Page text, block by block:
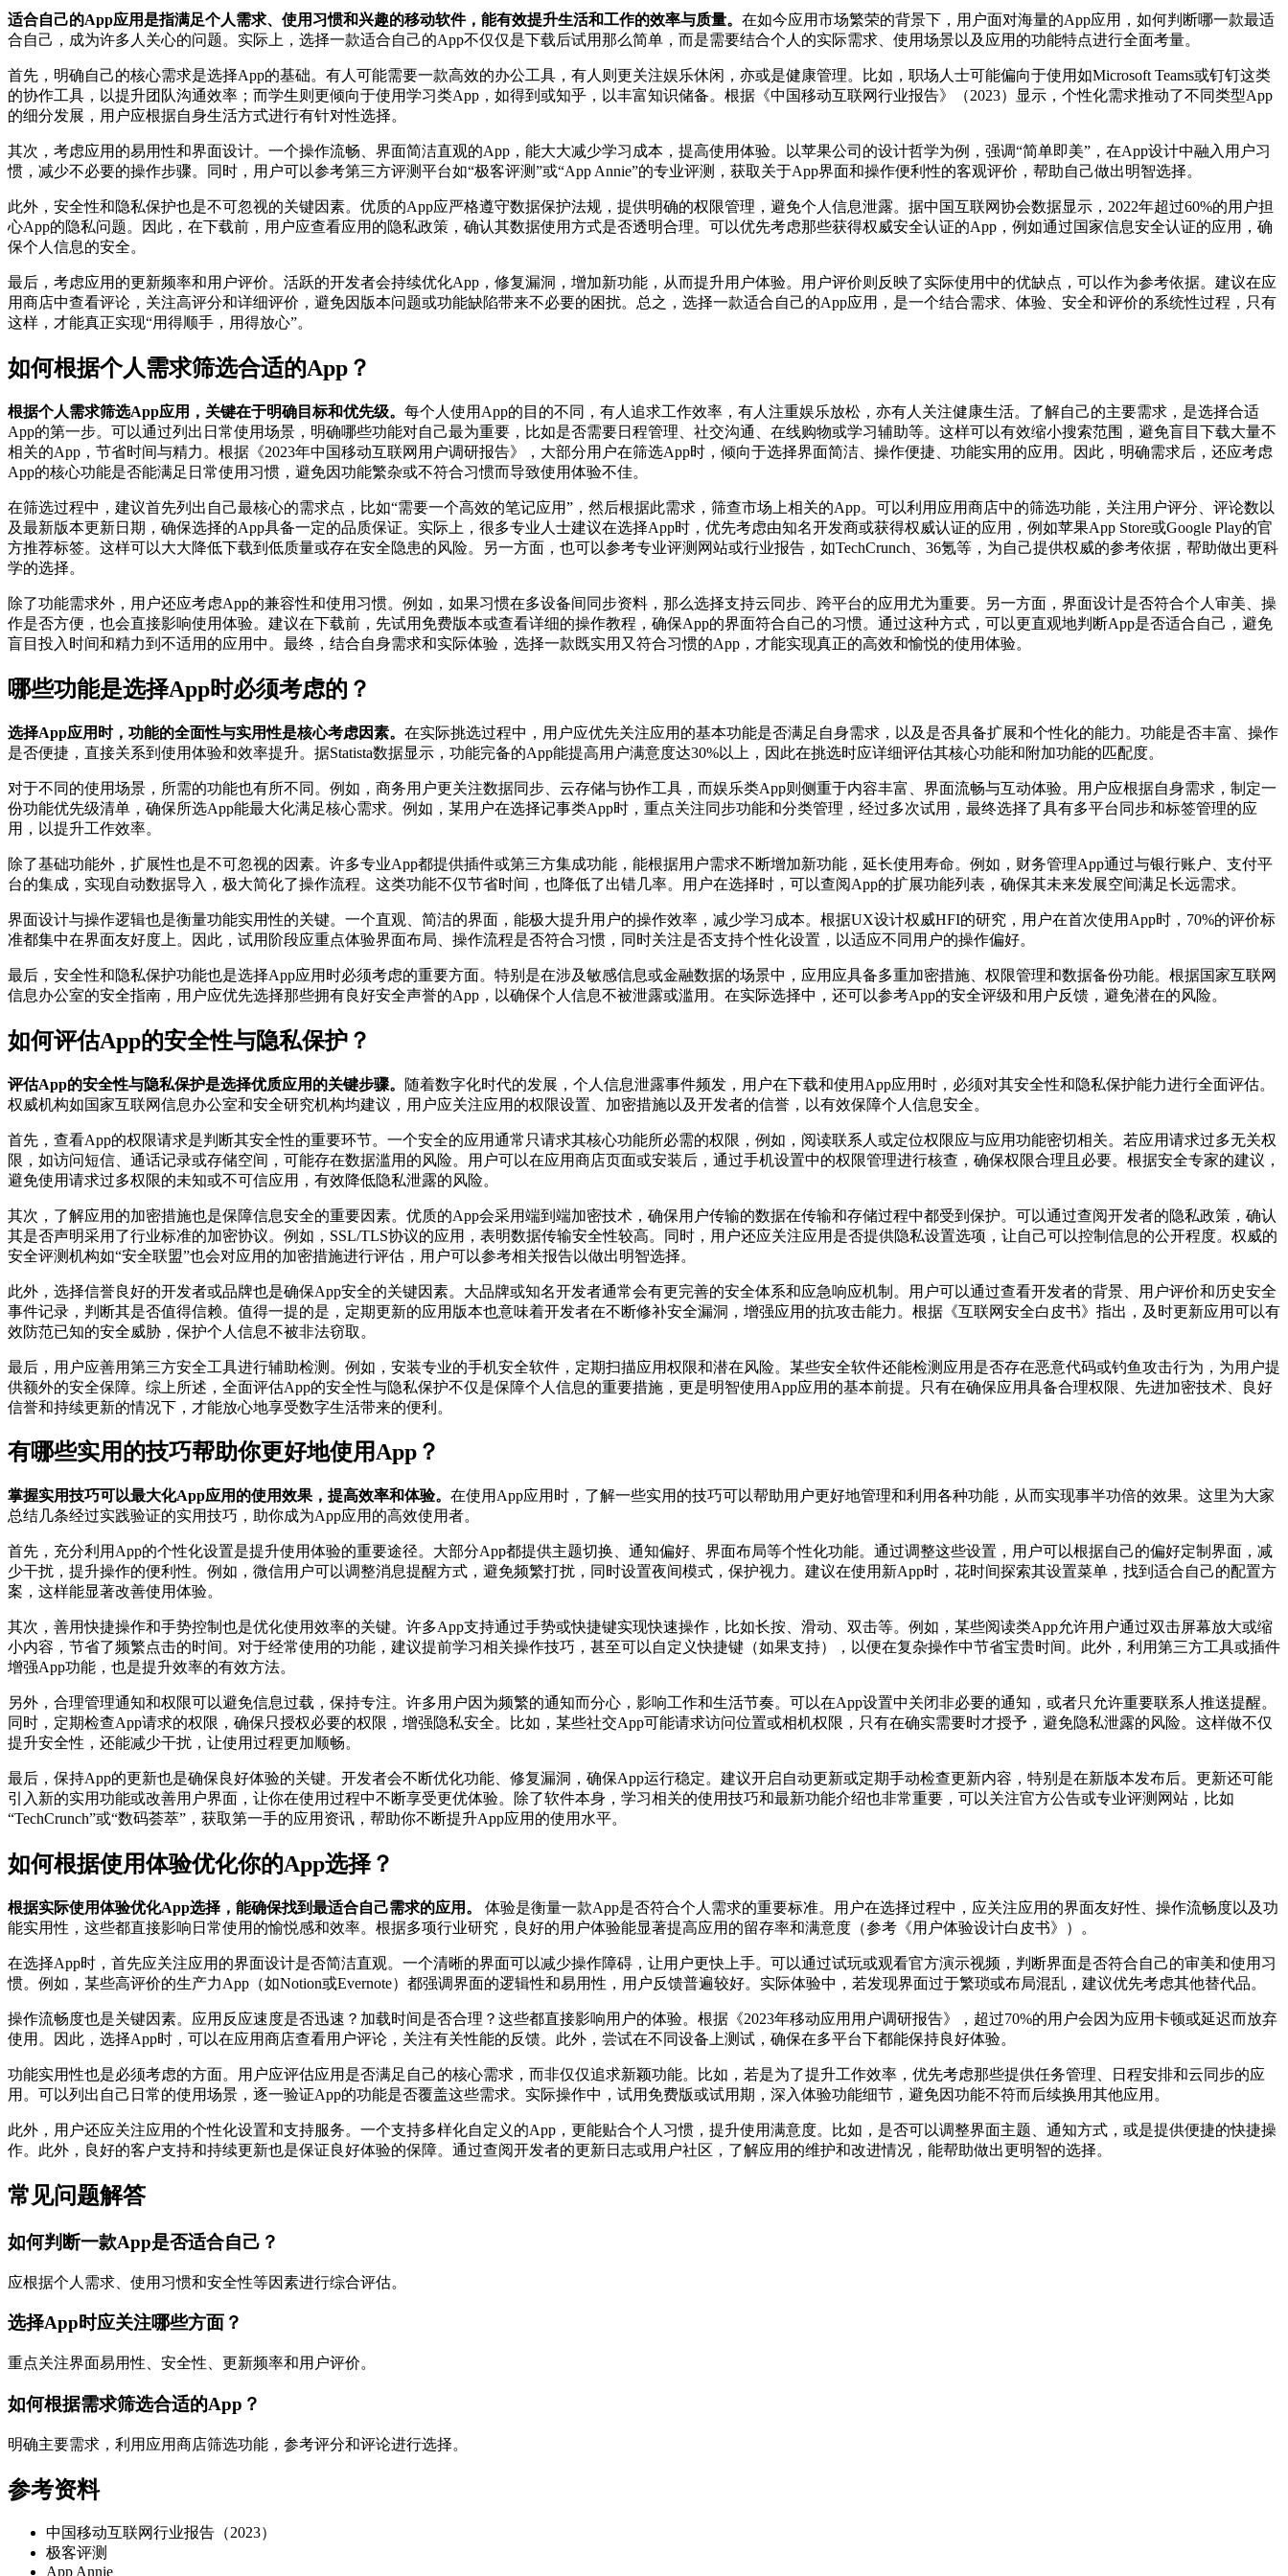
适合自己的App应用是指满足个人需求、使用习惯和兴趣的移动软件，能有效提升生活和工作的效率与质量。 在如今应用市场繁荣的背景下，用户面对海量的App应用，如何判断哪一款最适
合自己，成为许多人关心的问题。实际上，选择一款适合自己的App不仅仅是下载后试用那么简单，而是需要结合个人的实际需求、使用场景以及应用的功能特点进行全面考量。
首先，明确自己的核心需求是选择App的基础。有人可能需要一款高效的办公工具，有人则更关注娱乐休闲，亦或是健康管理。比如，职场人士可能偏向于使用如Microsoft Teams或钉钉这类
的协作工具，以提升团队沟通效率；而学生则更倾向于使用学习类App，如得到或知乎，以丰富知识储备。根据《中国移动互联网行业报告》（2023）显示，个性化需求推动了不同类型App
的细分发展，用户应根据自身生活方式进行有针对性选择。
其次，考虑应用的易用性和界面设计。一个操作流畅、界面简洁直观的App，能大大减少学习成本，提高使用体验。以苹果公司的设计哲学为例，强调“简单即美”，在App设计中融入用户习
惯，减少不必要的操作步骤。同时，用户可以参考第三方评测平台如“极客评测”或“App Annie”的专业评测，获取关于App界面和操作便利性的客观评价，帮助自己做出明智选择。
此外，安全性和隐私保护也是不可忽视的关键因素。优质的App应严格遵守数据保护法规，提供明确的权限管理，避免个人信息泄露。据中国互联网协会数据显示，2022年超过60%的用户担
心App的隐私问题。因此，在下载前，用户应查看应用的隐私政策，确认其数据使用方式是否透明合理。可以优先考虑那些获得权威安全认证的App，例如通过国家信息安全认证的应用，确
保个人信息的安全。
最后，考虑应用的更新频率和用户评价。活跃的开发者会持续优化App，修复漏洞，增加新功能，从而提升用户体验。用户评价则反映了实际使用中的优缺点，可以作为参考依据。建议在应
用商店中查看评论，关注高评分和详细评价，避免因版本问题或功能缺陷带来不必要的困扰。总之，选择一款适合自己的App应用，是一个结合需求、体验、安全和评价的系统性过程，只有
这样，才能真正实现“用得顺手，用得放心”。
如何根据个人需求筛选合适的App？
根据个人需求筛选App应用，关键在于明确目标和优先级。 每个人使用App的目的不同，有人追求工作效率，有人注重娱乐放松，亦有人关注健康生活。了解自己的主要需求，是选择合适
App的第一步。可以通过列出日常使用场景，明确哪些功能对自己最为重要，比如是否需要日程管理、社交沟通、在线购物或学习辅助等。这样可以有效缩小搜索范围，避免盲目下载大量不
相关的App，节省时间与精力。根据《2023年中国移动互联网用户调研报告》，大部分用户在筛选App时，倾向于选择界面简洁、操作便捷、功能实用的应用。因此，明确需求后，还应考虑
App的核心功能是否能满足日常使用习惯，避免因功能繁杂或不符合习惯而导致使用体验不佳。
在筛选过程中，建议首先列出自己最核心的需求点，比如“需要一个高效的笔记应用”，然后根据此需求，筛查市场上相关的App。可以利用应用商店中的筛选功能，关注用户评分、评论数以
及最新版本更新日期，确保选择的App具备一定的品质保证。实际上，很多专业人士建议在选择App时，优先考虑由知名开发商或获得权威认证的应用，例如苹果App Store或Google Play的官
方推荐标签。这样可以大大降低下载到低质量或存在安全隐患的风险。另一方面，也可以参考专业评测网站或行业报告，如TechCrunch、36氪等，为自己提供权威的参考依据，帮助做出更科
学的选择。
除了功能需求外，用户还应考虑App的兼容性和使用习惯。例如，如果习惯在多设备间同步资料，那么选择支持云同步、跨平台的应用尤为重要。另一方面，界面设计是否符合个人审美、操
作是否方便，也会直接影响使用体验。建议在下载前，先试用免费版本或查看详细的操作教程，确保App的界面符合自己的习惯。通过这种方式，可以更直观地判断App是否适合自己，避免
盲目投入时间和精力到不适用的应用中。最终，结合自身需求和实际体验，选择一款既实用又符合习惯的App，才能实现真正的高效和愉悦的使用体验。
哪些功能是选择App时必须考虑的？
选择App应用时，功能的全面性与实用性是核心考虑因素。 在实际挑选过程中，用户应优先关注应用的基本功能是否满足自身需求，以及是否具备扩展和个性化的能力。功能是否丰富、操作
是否便捷，直接关系到使用体验和效率提升。据Statista数据显示，功能完备的App能提高用户满意度达30%以上，因此在挑选时应详细评估其核心功能和附加功能的匹配度。
对于不同的使用场景，所需的功能也有所不同。例如，商务用户更关注数据同步、云存储与协作工具，而娱乐类App则侧重于内容丰富、界面流畅与互动体验。用户应根据自身需求，制定一
份功能优先级清单，确保所选App能最大化满足核心需求。例如，某用户在选择记事类App时，重点关注同步功能和分类管理，经过多次试用，最终选择了具有多平台同步和标签管理的应
用，以提升工作效率。
除了基础功能外，扩展性也是不可忽视的因素。许多专业App都提供插件或第三方集成功能，能根据用户需求不断增加新功能，延长使用寿命。例如，财务管理App通过与银行账户、支付平
台的集成，实现自动数据导入，极大简化了操作流程。这类功能不仅节省时间，也降低了出错几率。用户在选择时，可以查阅App的扩展功能列表，确保其未来发展空间满足长远需求。
界面设计与操作逻辑也是衡量功能实用性的关键。一个直观、简洁的界面，能极大提升用户的操作效率，减少学习成本。根据UX设计权威HFI的研究，用户在首次使用App时，70%的评价标
准都集中在界面友好度上。因此，试用阶段应重点体验界面布局、操作流程是否符合习惯，同时关注是否支持个性化设置，以适应不同用户的操作偏好。
最后，安全性和隐私保护功能也是选择App应用时必须考虑的重要方面。特别是在涉及敏感信息或金融数据的场景中，应用应具备多重加密措施、权限管理和数据备份功能。根据国家互联网
信息办公室的安全指南，用户应优先选择那些拥有良好安全声誉的App，以确保个人信息不被泄露或滥用。在实际选择中，还可以参考App的安全评级和用户反馈，避免潜在的风险。
如何评估App的安全性与隐私保护？
评估App的安全性与隐私保护是选择优质应用的关键步骤。
随着数字化时代的发展，个人信息泄露事件频发，用户在下载和使用App应用时，必须对其安全性和隐私保护能力进行全面评估。
权威机构如国家互联网信息办公室和安全研究机构均建议，用户应关注应用的权限设置、加密措施以及开发者的信誉，以有效保障个人信息安全。
首先，查看App的权限请求是判断其安全性的重要环节。一个安全的应用通常只请求其核心功能所必需的权限，例如，阅读联系人或定位权限应与应用功能密切相关。若应用请求过多无关权
限，如访问短信、通话记录或存储空间，可能存在数据滥用的风险。用户可以在应用商店页面或安装后，通过手机设置中的权限管理进行核查，确保权限合理且必要。根据安全专家的建议，
避免使用请求过多权限的未知或不可信应用，有效降低隐私泄露的风险。
其次，了解应用的加密措施也是保障信息安全的重要因素。优质的App会采用端到端加密技术，确保用户传输的数据在传输和存储过程中都受到保护。可以通过查阅开发者的隐私政策，确认
其是否声明采用了行业标准的加密协议。例如，SSL/TLS协议的应用，表明数据传输安全性较高。同时，用户还应关注应用是否提供隐私设置选项，让自己可以控制信息的公开程度。权威的
安全评测机构如“安全联盟”也会对应用的加密措施进行评估，用户可以参考相关报告以做出明智选择。
此外，选择信誉良好的开发者或品牌也是确保App安全的关键因素。大品牌或知名开发者通常会有更完善的安全体系和应急响应机制。用户可以通过查看开发者的背景、用户评价和历史安全
事件记录，判断其是否值得信赖。值得一提的是，定期更新的应用版本也意味着开发者在不断修补安全漏洞，增强应用的抗攻击能力。根据《互联网安全白皮书》指出，及时更新应用可以有
效防范已知的安全威胁，保护个人信息不被非法窃取。
最后，用户应善用第三方安全工具进行辅助检测。例如，安装专业的手机安全软件，定期扫描应用权限和潜在风险。某些安全软件还能检测应用是否存在恶意代码或钓鱼攻击行为，为用户提
供额外的安全保障。综上所述，全面评估App的安全性与隐私保护不仅是保障个人信息的重要措施，更是明智使用App应用的基本前提。只有在确保应用具备合理权限、先进加密技术、良好
信誉和持续更新的情况下，才能放心地享受数字生活带来的便利。
有哪些实用的技巧帮助你更好地使用App？
掌握实用技巧可以最大化App应用的使用效果，提高效率和体验。 在使用App应用时，了解一些实用的技巧可以帮助用户更好地管理和利用各种功能，从而实现事半功倍的效果。这里为大家
总结几条经过实践验证的实用技巧，助你成为App应用的高效使用者。
首先，充分利用App的个性化设置是提升使用体验的重要途径。大部分App都提供主题切换、通知偏好、界面布局等个性化功能。通过调整这些设置，用户可以根据自己的偏好定制界面，减
少干扰，提升操作的便利性。例如，微信用户可以调整消息提醒方式，避免频繁打扰，同时设置夜间模式，保护视力。建议在使用新App时，花时间探索其设置菜单，找到适合自己的配置方
案，这样能显著改善使用体验。
其次，善用快捷操作和手势控制也是优化使用效率的关键。许多App支持通过手势或快捷键实现快速操作，比如长按、滑动、双击等。例如，某些阅读类App允许用户通过双击屏幕放大或缩
小内容，节省了频繁点击的时间。对于经常使用的功能，建议提前学习相关操作技巧，甚至可以自定义快捷键（如果支持），以便在复杂操作中节省宝贵时间。此外，利用第三方工具或插件
增强App功能，也是提升效率的有效方法。
另外，合理管理通知和权限可以避免信息过载，保持专注。许多用户因为频繁的通知而分心，影响工作和生活节奏。可以在App设置中关闭非必要的通知，或者只允许重要联系人推送提醒。
同时，定期检查App请求的权限，确保只授权必要的权限，增强隐私安全。比如，某些社交App可能请求访问位置或相机权限，只有在确实需要时才授予，避免隐私泄露的风险。这样做不仅
提升安全性，还能减少干扰，让使用过程更加顺畅。
最后，保持App的更新也是确保良好体验的关键。开发者会不断优化功能、修复漏洞，确保App运行稳定。建议开启自动更新或定期手动检查更新内容，特别是在新版本发布后。更新还可能
引入新的实用功能或改善用户界面，让你在使用过程中不断享受更优体验。除了软件本身，学习相关的使用技巧和最新功能介绍也非常重要，可以关注官方公告或专业评测网站，比如
“TechCrunch”或“数码荟萃”，获取第一手的应用资讯，帮助你不断提升App应用的使用水平。
如何根据使用体验优化你的App选择？
根据实际使用体验优化App选择，能确保找到最适合自己需求的应用。
体验是衡量一款App是否符合个人需求的重要标准。用户在选择过程中，应关注应用的界面友好性、操作流畅度以及功
能实用性，这些都直接影响日常使用的愉悦感和效率。根据多项行业研究，良好的用户体验能显著提高应用的留存率和满意度（参考《用户体验设计白皮书》）。
在选择App时，首先应关注应用的界面设计是否简洁直观。一个清晰的界面可以减少操作障碍，让用户更快上手。可以通过试玩或观看官方演示视频，判断界面是否符合自己的审美和使用习
惯。例如，某些高评价的生产力App（如Notion或Evernote）都强调界面的逻辑性和易用性，用户反馈普遍较好。实际体验中，若发现界面过于繁琐或布局混乱，建议优先考虑其他替代品。
操作流畅度也是关键因素。应用反应速度是否迅速？加载时间是否合理？这些都直接影响用户的体验。根据《2023年移动应用用户调研报告》，超过70%的用户会因为应用卡顿或延迟而放弃
使用。因此，选择App时，可以在应用商店查看用户评论，关注有关性能的反馈。此外，尝试在不同设备上测试，确保在多平台下都能保持良好体验。
功能实用性也是必须考虑的方面。用户应评估应用是否满足自己的核心需求，而非仅仅追求新颖功能。比如，若是为了提升工作效率，优先考虑那些提供任务管理、日程安排和云同步的应
用。可以列出自己日常的使用场景，逐一验证App的功能是否覆盖这些需求。实际操作中，试用免费版或试用期，深入体验功能细节，避免因功能不符而后续换用其他应用。
此外，用户还应关注应用的个性化设置和支持服务。一个支持多样化自定义的App，更能贴合个人习惯，提升使用满意度。比如，是否可以调整界面主题、通知方式，或是提供便捷的快捷操
作。此外，良好的客户支持和持续更新也是保证良好体验的保障。通过查阅开发者的更新日志或用户社区，了解应用的维护和改进情况，能帮助做出更明智的选择。
常见问题解答
如何判断一款App是否适合自己？
应根据个人需求、使用习惯和安全性等因素进行综合评估。
选择App时应关注哪些方面？
重点关注界面易用性、安全性、更新频率和用户评价。
如何根据需求筛选合适的App？
明确主要需求，利用应用商店筛选功能，参考评分和评论进行选择。
参考资料
中国移动互联网行业报告（2023）
极客评测
App Annie